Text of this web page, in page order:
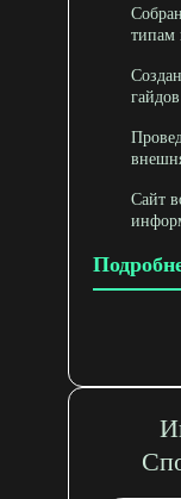
типам
гайдов
Сайт